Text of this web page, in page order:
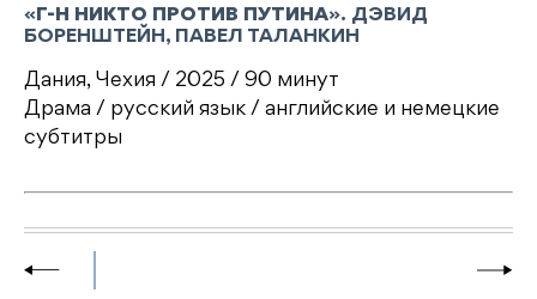
« Г-Н НИКТО ПРОТИВ ПУТИНА». ДЭВИД
БОРЕНШТЕЙН, ПАВЕЛ ТАЛАНКИН
Дания, Чехия / 2025 / 90 минут
Драма / русский язык / английские и немецкие
субтитры